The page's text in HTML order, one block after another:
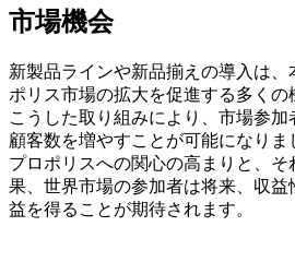
市場機会
新製品ラインや新品揃えの導入は、
ポリス市場の拡大を促進する多くの
こうした取り組みにより、市場参加
顧客数を増やすことが可能になりま
プロポリスへの関心の高まりと、
果、世界市場の参加者は将来、収益
益を得ることが期待されます。